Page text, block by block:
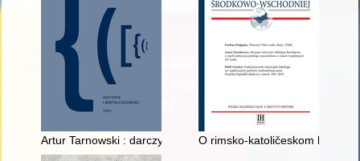
Artur Tarnowski : darczyńca Muzeum Polskiego w Rapperswilu
O rimsko-katoličeskom kostele